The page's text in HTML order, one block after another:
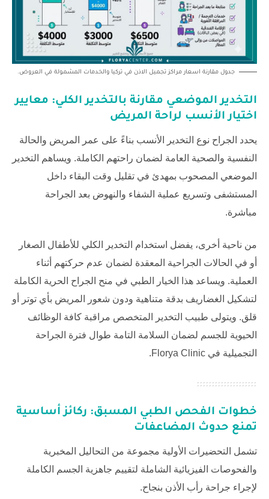
جدول مقارنة اسعار مراكز تجميل الاذن في تركيا والخدمات المشمولة في العروض.
التخدير الموضعي مقارنة بالتخدير الكلي: معايير
اختيار الأنسب لراحة المريض
يحدد الجراح نوع التخدير الأنسب بناءً على عمر المريض والحالة
النفسية والصحية العامة لضمان راحتهم الكاملة. ويساهم التخدير
الموضعي المصحوب بمهدئ في تقليل وقت البقاء داخل
المستشفى وتسريع عملية الشفاء والنهوض بعد الجراحة
مباشرة.
من ناحية أخرى، يفضل استخدام التخدير الكلي للأطفال الصغار
أو في الحالات الجراحية المعقدة لضمان عدم حركتهم أثناء
العملية. ويساعد هذا الخيار الطبي في منح الجراح الحرية الكاملة
لتشكيل الغضاريف بدقة متناهية ودون شعور المريض بأي توتر أو
قلق. ويتولى طبيب التخدير المتخصص مراقبة كافة الوظائف
الحيوية للجسم لضمان السلامة التامة طوال فترة الجراحة
التجميلية في Florya Clinic
.
خطوات الفحص الطبي المسبق: ركائز أساسية
تمنع حدوث المضاعفات
تشمل التحضيرات الأولية مجموعة من التحاليل المخبرية
والفحوصات الفيزيائية الشاملة لتقييم جاهزية الجسم الكاملة
لإجراء جراحة رأب الأذن بنجاح.